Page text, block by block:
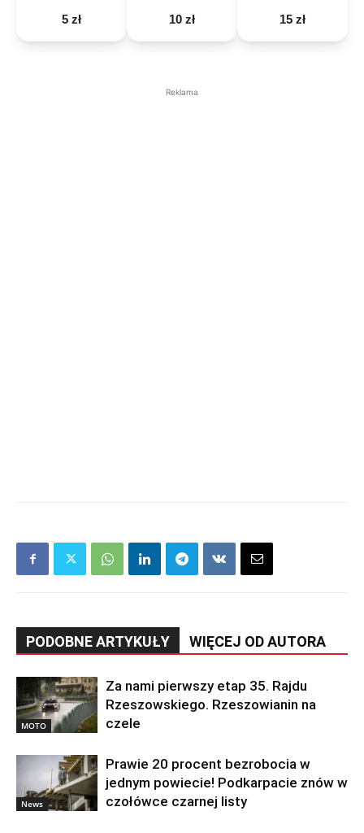
5 zł 10 zł 15 zł
Reklama
PODOBNE ARTYKUŁY WIĘCEJ OD AUTORA
MOTO
Za nami pierwszy etap 35. Rajdu
Rzeszowskiego. Rzeszowianin na
czele
News
Prawie 20 procent bezrobocia w
jednym powiecie! Podkarpacie znów w
czołówce czarnej listy